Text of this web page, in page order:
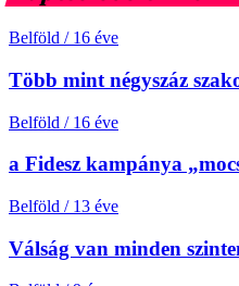
Belföld / 16 éve
Több mint négyszáz
Belföld / 16 éve
a Fidesz kampánya
Belföld / 13 éve
Válság van minden